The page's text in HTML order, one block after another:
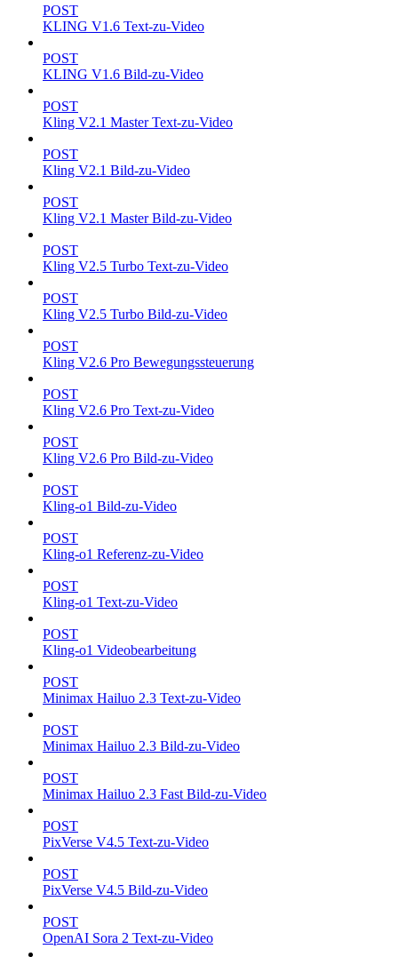
POST
KLING V1.6 Text-zu-Video
POST
KLING V1.6 Bild-zu-Video
POST
Kling V2.1 Master Text-zu-Video
POST
Kling V2.1 Bild-zu-Video
POST
Kling V2.1 Master Bild-zu-Video
POST
Kling V2.5 Turbo Text-zu-Video
POST
Kling V2.5 Turbo Bild-zu-Video
POST
Kling V2.6 Pro Bewegungssteuerung
POST
Kling V2.6 Pro Text-zu-Video
POST
Kling V2.6 Pro Bild-zu-Video
POST
Kling-o1 Bild-zu-Video
POST
Kling-o1 Referenz-zu-Video
POST
Kling-o1 Text-zu-Video
POST
Kling-o1 Videobearbeitung
POST
Minimax Hailuo 2.3 Text-zu-Video
POST
Minimax Hailuo 2.3 Bild-zu-Video
POST
Minimax Hailuo 2.3 Fast Bild-zu-Video
POST
PixVerse V4.5 Text-zu-Video
POST
PixVerse V4.5 Bild-zu-Video
POST
OpenAI Sora 2 Text-zu-Video